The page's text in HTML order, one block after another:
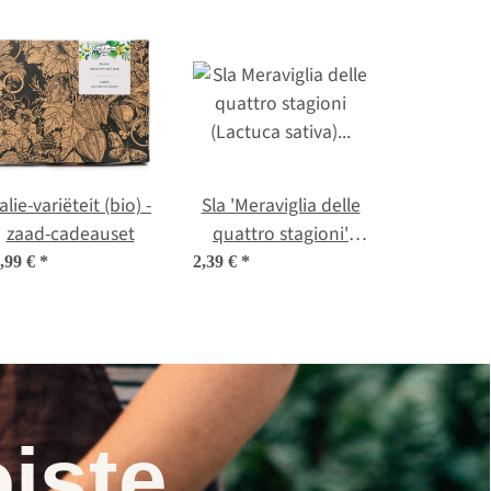
variëteit (bio) -
zaad-cadeauset
€ *
Sla 'Meraviglia delle
quattro stagioni'
(Lactuca sativa) bio
2,39 € *